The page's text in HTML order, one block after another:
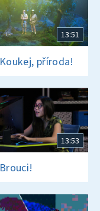
13:51
Koukej, příroda!
13:53
Brouci!